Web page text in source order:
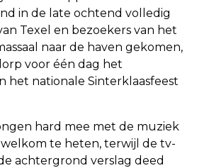
in de late ochtend volledig
Texel en bezoekers van het
naar de haven gekomen,
voor één dag het
het nationale Sinterklaasfeest
hard mee met de muziek
te heten, terwijl de tv-
achtergrond verslag deed